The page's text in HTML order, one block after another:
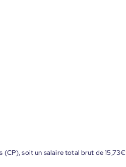
(CP), soit un salaire total brut de 15,73€